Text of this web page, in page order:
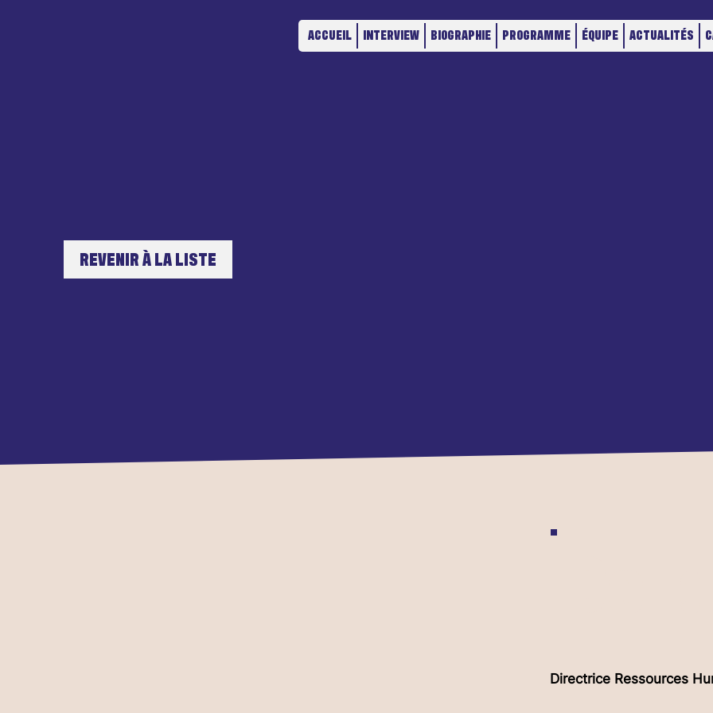
ACCUEIL INTERVIEW BIOGRAPHIE PROGRAMME ÉQUIPE ACTUALITÉS
Directrice Ressources
REVENIR À LA LISTE